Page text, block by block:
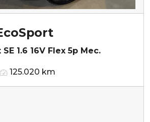
1.6 16V Flex 5p Mec.
125.020 km